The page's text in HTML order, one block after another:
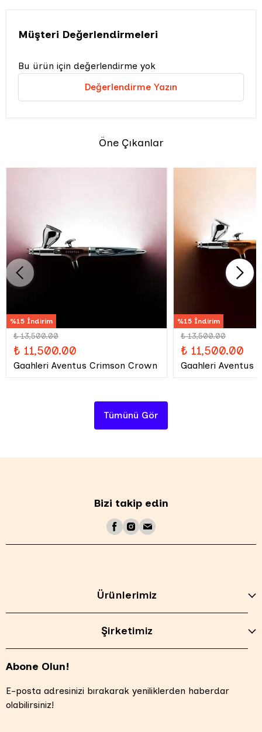
Müşteri Değerlendirmeleri
Bu ürün için değerlendirme yok
Değerlendirme Yazın
Öne Çıkanlar
%15 İndirim
₺ 13,500.00
₺ 11,500.00
Gaahleri Aventus Crimson Crown
%15 İndirim
₺ 13,500.00
₺ 11,500.00
Gaahleri Aventus
Tümünü Gör
Bizi takip edin
Ürünlerimiz
Şirketimiz
Abone Olun!
E-posta adresinizi bırakarak yeniliklerden haberdar
olabilirsiniz!